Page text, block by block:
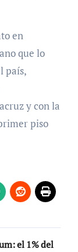
en
que lo
país,
y con la
piso
el 1% del